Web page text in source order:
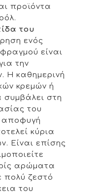
προϊόντα
του
ενός
είναι
την
Η καθημερινή
κρεμών ή
συμβάλει στη
του
αποφυγή
κύρια
Είναι επίσης
αρώματα
πολύ ζεστό
του